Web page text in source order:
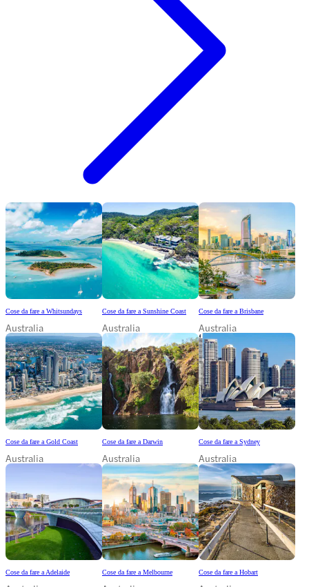
Cose da fare a Whitsundays
Australia
Cose da fare a Sunshine Coast
Australia
Cose da fare a Brisbane
Australia
Cose da fare a Gold Coast
Australia
Cose da fare a Darwin
Australia
Cose da fare a Sydney
Australia
Cose da fare a Adelaide Cose da fare a Melbourne Cose da fare a Hobart